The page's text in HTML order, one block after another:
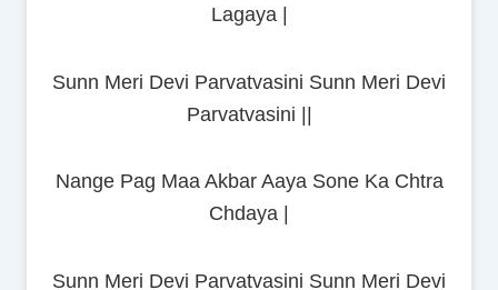
Lagaya |
Sunn Meri Devi Parvatvasini Sunn Meri Devi
Parvatvasini ||
Nange Pag Maa Akbar Aaya Sone Ka Chtra
Chdaya |
Sunn Meri Devi Parvatvasini Sunn Meri Devi